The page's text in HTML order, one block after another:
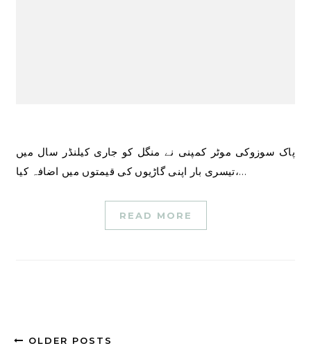
پاک سوزوکی موٹر کمپنی نے منگل کو جاری کیلنڈر سال میں
تیسری بار اپنی گاڑیوں کی قیمتوں میں اضافہ کیا،…
READ MORE
OLDER POSTS